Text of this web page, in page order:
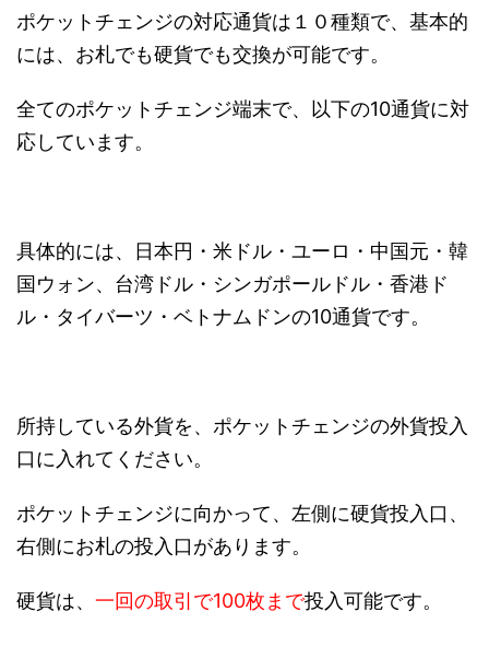
ポケットチェンジの対応通貨は１０種類で、基本的
には、お札でも硬貨でも交換が可能です。
全てのポケットチェンジ端末で、以下の10通貨に対
応しています。
具体的には、日本円・米ドル・ユーロ・中国元・韓
国ウォン、台湾ドル・シンガポールドル・香港ド
ル・タイバーツ・ベトナムドンの10通貨です。
所持している外貨を、ポケットチェンジの外貨投入
口に入れてください。
ポケットチェンジに向かって、左側に硬貨投入口、
右側にお札の投入口があります。
硬貨は、 一回の取引で100枚まで投入可能です。